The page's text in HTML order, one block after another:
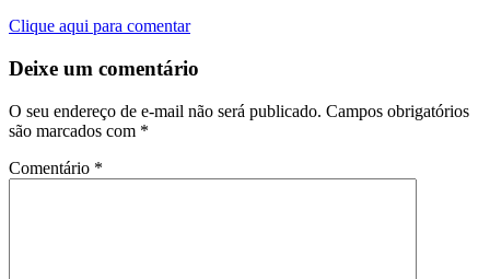
Clique aqui para comentar
Deixe um comentário
O seu endereço de e-mail não será publicado. Campos obrigatórios
são marcados com *
Comentário *